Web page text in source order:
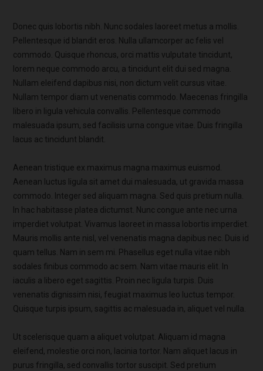
Donec quis lobortis nibh. Nunc sodales laoreet metus a mollis.
Pellentesque id blandit eros. Nulla ullamcorper ac felis vel
commodo. Quisque rhoncus, orci mattis vulputate tincidunt,
lorem neque commodo arcu, a tincidunt elit dui sed magna.
Nullam eleifend dapibus nisi, non dictum velit cursus vitae.
Nullam tempor diam ut venenatis commodo. Maecenas fringilla
libero in ligula vehicula convallis. Pellentesque commodo
malesuada ipsum, sed facilisis urna congue vitae. Duis fringilla
lacus ac tincidunt blandit.
Aenean tristique ex maximus magna maximus euismod.
Aenean luctus ligula sit amet dui malesuada, ut gravida massa
commodo. Integer sed aliquam magna. Sed quis pretium nulla.
In hac habitasse platea dictumst. Nunc congue ante nec urna
imperdiet volutpat. Vivamus laoreet in massa lobortis imperdiet.
Mauris mollis ante nisl, vel venenatis magna dapibus nec. Duis id
quam tellus. Nam in sem mi. Phasellus eget nulla vitae nibh
sodales finibus commodo ac sem. Nam vitae mauris elit. In
iaculis a libero eget sagittis. Proin nec ligula turpis. Duis
venenatis dignissim nisi, feugiat maximus leo luctus tempor.
Quisque turpis ipsum, sagittis ac malesuada in, aliquet vel nulla.
Ut scelerisque quam a aliquet volutpat. Aliquam id magna
eleifend, molestie orci non, lacinia tortor. Nam aliquet lacus in
purus fringilla, sed convallis tortor suscipit. Sed pretium